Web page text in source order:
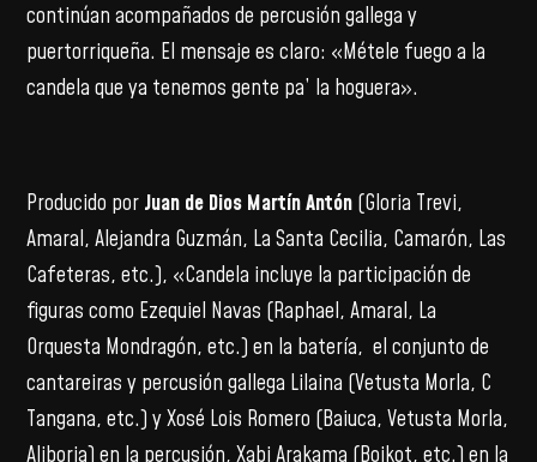
continúan acompañados de percusión gallega y
puertorriqueña. El mensaje es claro: «Métele fuego a la
candela que ya tenemos gente pa’ la hoguera».
Producido por Juan de Dios Martín Antón (Gloria Trevi,
Amaral, Alejandra Guzmán, La Santa Cecilia, Camarón, Las
Cafeteras, etc.), «Candela incluye la participación de
figuras como Ezequiel Navas (Raphael, Amaral, La
Orquesta Mondragón, etc.) en la batería, el conjunto de
cantareiras y percusión gallega Lilaina (Vetusta Morla, C
Tangana, etc.) y Xosé Lois Romero (Baiuca, Vetusta Morla,
Aliboria) en la percusión, Xabi Arakama (Boikot, etc.) en la